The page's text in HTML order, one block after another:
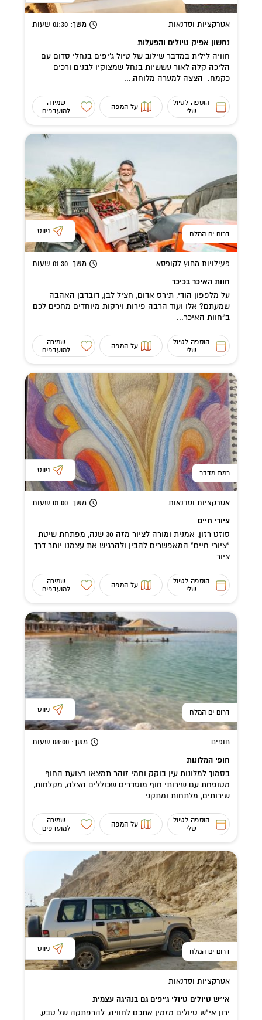
אטרקציות וסדנאות משך: 01:30 שעות
נחשון אפיק טיולים והפעלות
חוויה לילית במדבר שילוב של טיול ג'יפים בנחלי סדום עם
הליכה קלה לאור עששיות בנחל שמצוקיו לבנים ורכים
כקמח. הצצה למערה מלוחה,...
הוספה לטיול
שלי
על המפה
שמירה
למועדפים
דרום ים המלח ניווט
פעילויות מחוץ לקופסא משך: 01:30 שעות
חוות האיכר בכיכר
על מלפפון הודי, תירס אדום, חציל לבן, דובדבן האהבה
שמעתם? אלו ועוד הרבה פירות וירקות מיוחדים מחכים לכם
ב"חוות האיכר...
הוספה לטיול
שלי
על המפה
שמירה
למועדפים
רמת מדבר ניווט
אטרקציות וסדנאות משך: 01:00 שעות
ציורי חיים
סוזט רזון, אמנית ומורה לציור מזה 30 שנה, מפתחת שיטת
"ציורי חיים" המאפשרים להבין ולהרגיש את עצמנו יותר דרך
ציור...
הוספה לטיול
שלי
על המפה
שמירה
למועדפים
דרום ים המלח ניווט
חופים משך: 08:00 שעות
חופי המלונות
בסמוך למלונות עין בוקק וחמי זוהר תמצאו רצועת החוף
מטופחת עם שירותי חוף מוסדרים שכוללים הצלה, מקלחות,
שירותים, מלתחות ומתקני...
הוספה לטיול
שלי
על המפה
שמירה
למועדפים
דרום ים המלח ניווט
אטרקציות וסדנאות
אי"ש טיולים טיולי ג'יפים גם בנהיגה עצמית
ירון אי"ש טיולים מזמין אתכם לחוויה, להרפתקה של טבע,